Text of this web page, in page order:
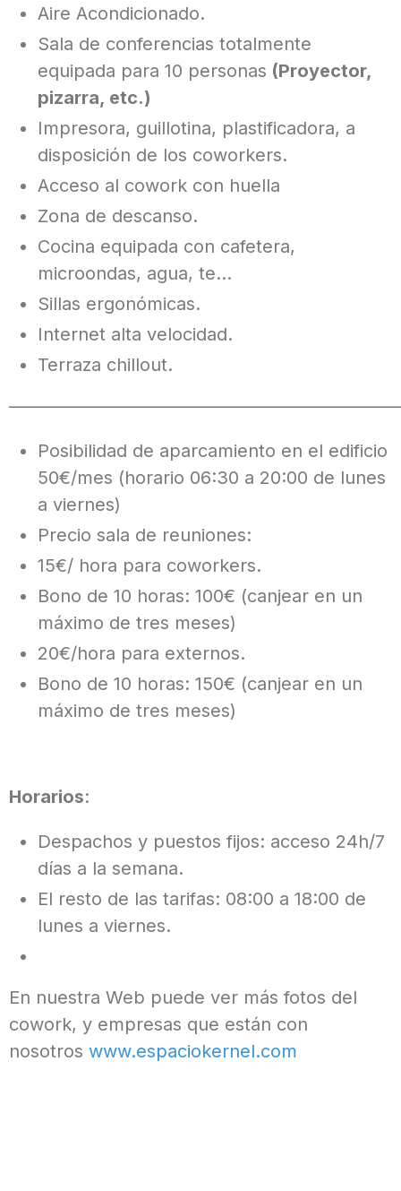
Aire Acondicionado.
Sala de conferencias totalmente
equipada para 10 personas (Proyector,
pizarra, etc.)
Impresora, guillotina, plastificadora, a
disposición de los coworkers.
Acceso al cowork con huella
Zona de descanso.
Cocina equipada con cafetera,
microondas, agua, te…
Sillas ergonómicas.
Internet alta velocidad.
Terraza chillout.
Posibilidad de aparcamiento en el edificio
50€/mes (horario 06:30 a 20:00 de lunes
a viernes)
Precio sala de reuniones:
15€/ hora para coworkers.
Bono de 10 horas: 100€ (canjear en un
máximo de tres meses)
20€/hora para externos.
Bono de 10 horas: 150€ (canjear en un
máximo de tres meses)
Horarios:
Despachos y puestos fijos: acceso 24h/7
días a la semana.
El resto de las tarifas: 08:00 a 18:00 de
lunes a viernes.
En nuestra Web puede ver más fotos del
cowork, y empresas que están con
nosotros www.espaciokernel.com